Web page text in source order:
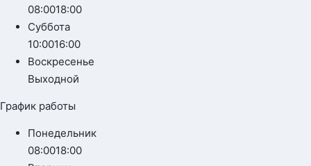
08:0018:00
Суббота
10:0016:00
Воскресенье
Выходной
График работы
Понедельник
08:0018:00